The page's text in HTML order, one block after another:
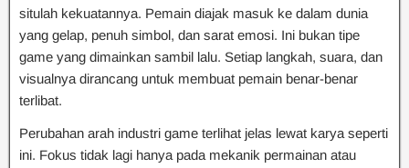
situlah kekuatannya. Pemain diajak masuk ke dalam dunia
yang gelap, penuh simbol, dan sarat emosi. Ini bukan tipe
game yang dimainkan sambil lalu. Setiap langkah, suara, dan
visualnya dirancang untuk membuat pemain benar-benar
terlibat.
Perubahan arah industri game terlihat jelas lewat karya seperti
ini. Fokus tidak lagi hanya pada mekanik permainan atau